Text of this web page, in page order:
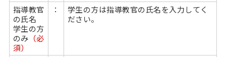
指導教官
の氏名
学生の方
のみ （必
須）
：
学生の方は指導教官の氏名を入力してく
ださい。